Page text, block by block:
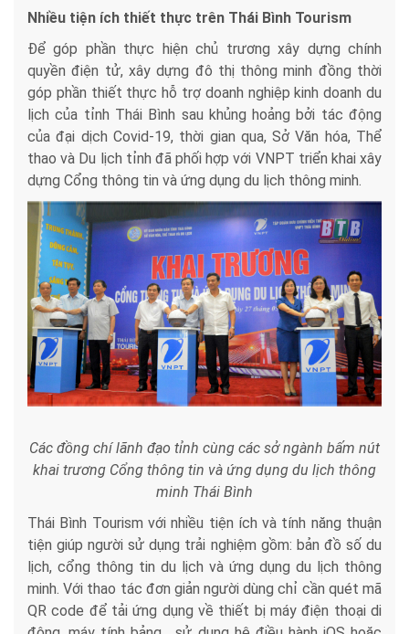
Nhiều tiện ích thiết thực trên Thái Bình Tourism
Để góp phần thực hiện chủ trương xây dựng chính
quyền điện tử, xây dựng đô thị thông minh đồng thời
góp phần thiết thực hỗ trợ doanh nghiệp kinh doanh du
lịch của tỉnh Thái Bình sau khủng hoảng bởi tác động
của đại dịch Covid-19, thời gian qua, Sở Văn hóa, Thể
thao và Du lịch tỉnh đã phối hợp với VNPT triển khai xây
dựng Cổng thông tin và ứng dụng du lịch thông minh.
Các đồng chí lãnh đạo tỉnh cùng các sở ngành bấm nút
khai trương Cổng thông tin và ứng dụng du lịch thông
minh Thái Bình
Thái Bình Tourism với nhiều tiện ích và tính năng thuận
tiện giúp người sử dụng trải nghiệm gồm: bản đồ số du
lịch, cổng thông tin du lịch và ứng dụng du lịch thông
minh. Với thao tác đơn giản người dùng chỉ cần quét mã
QR code để tải ứng dụng về thiết bị máy điện thoại di